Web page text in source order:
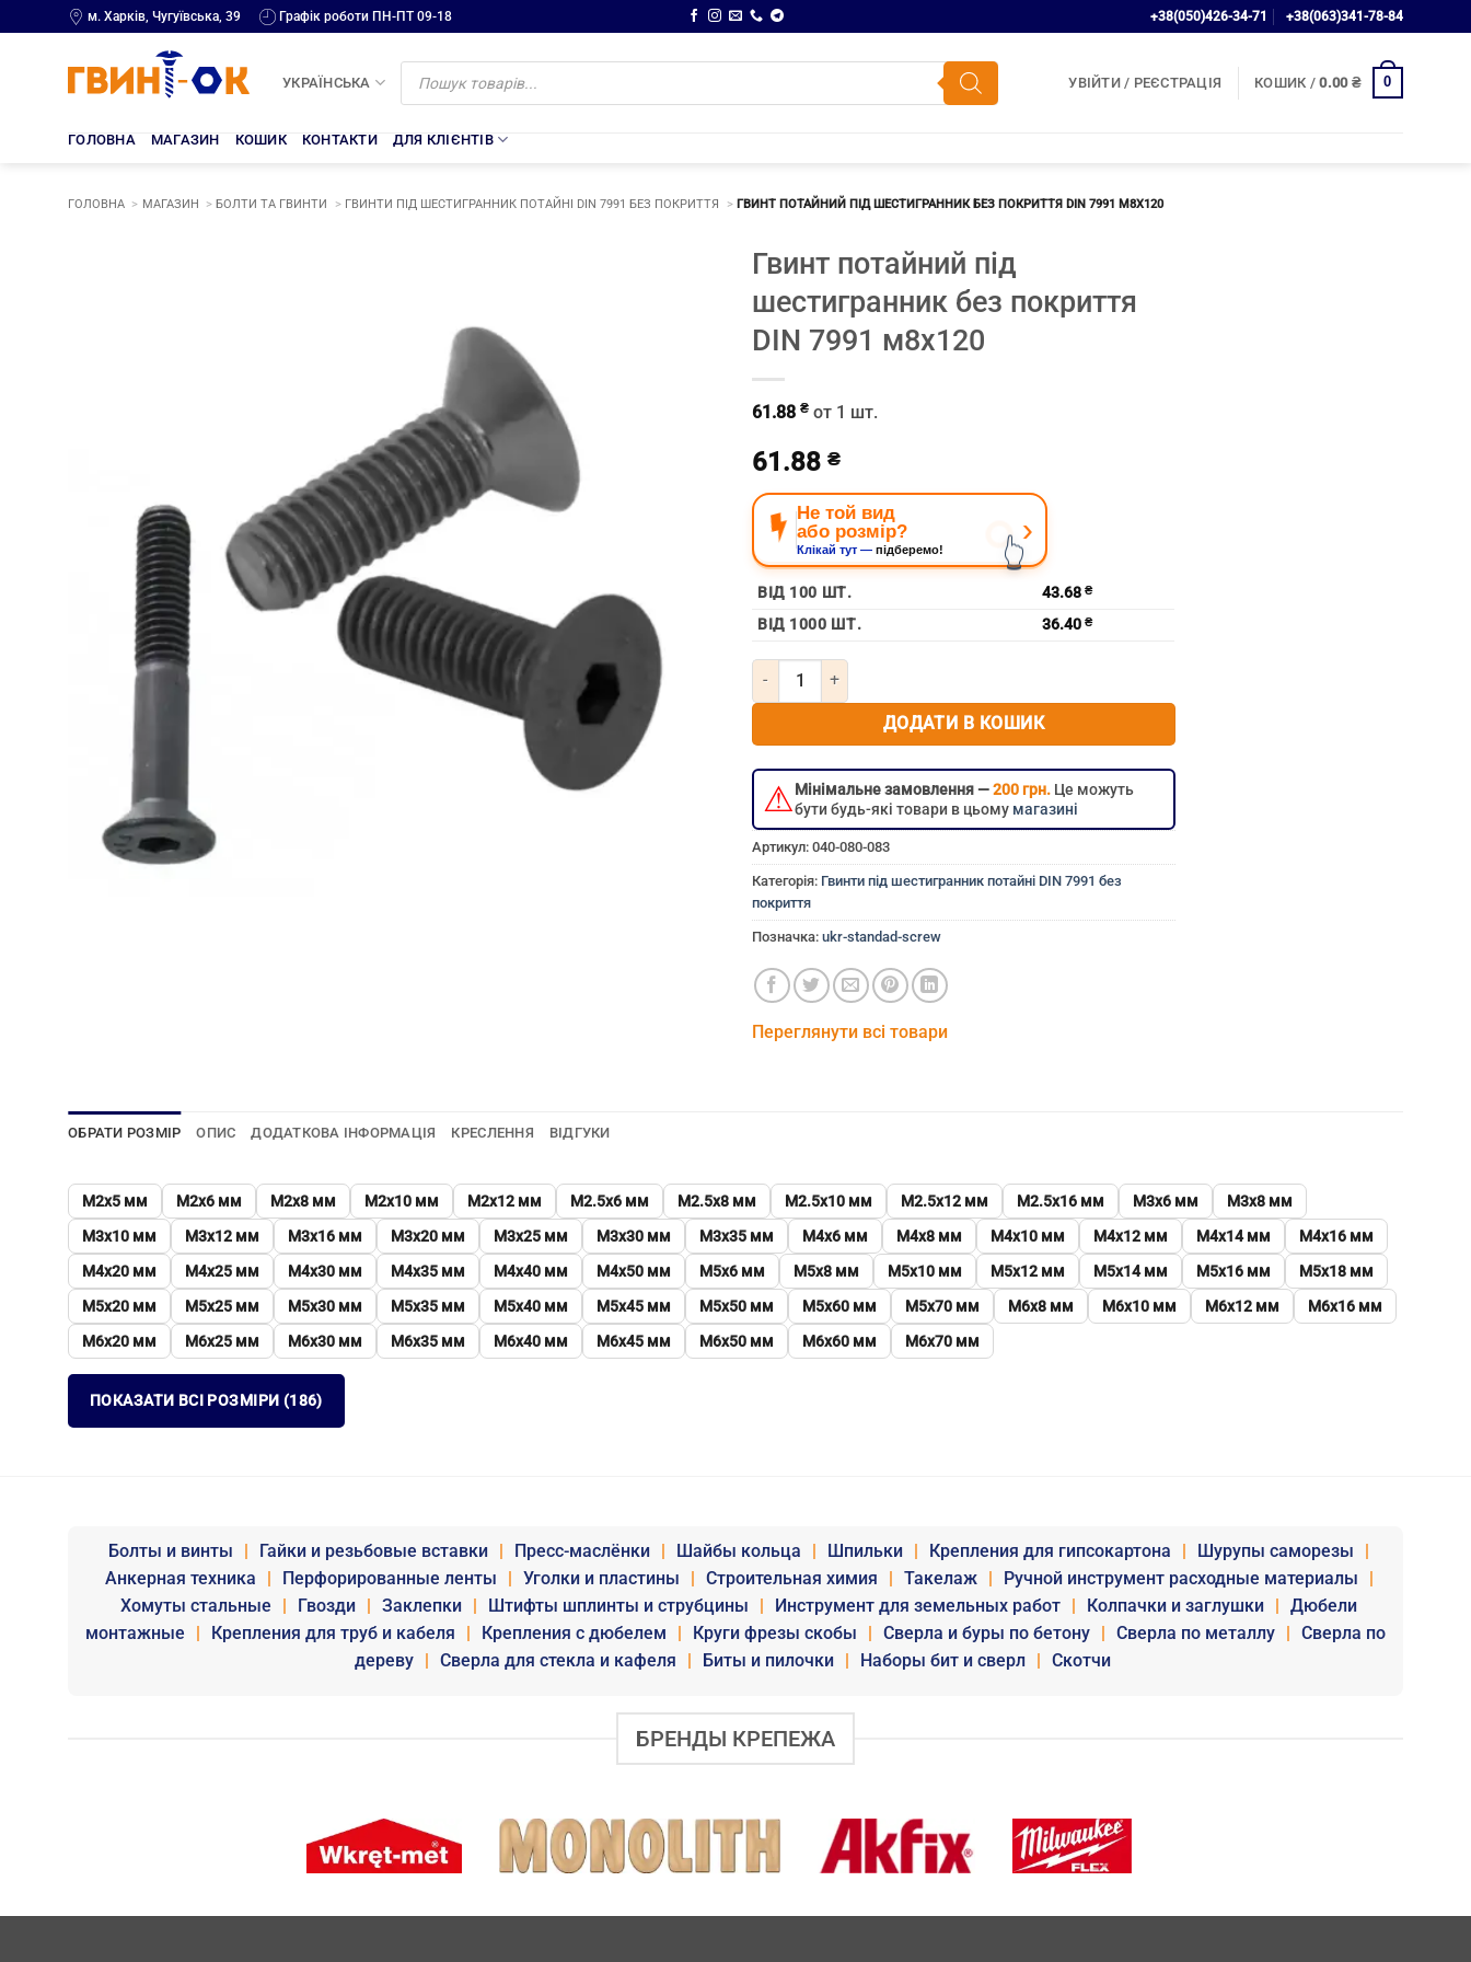
to
м. Харків, Чугуївська, 39 Графік роботи ПН-ПТ 09-18 +38(050)426-34-71 +38(063)341-78-84
УКРАЇНСЬКА
Products
search
УВІЙТИ / РЕЄСТРАЦІЯ КОШИК /0.00 ₴ 0
ГОЛОВНА МАГАЗИН КОШИК КОНТАКТИ ДЛЯ КЛІЄНТІВ
ГОЛОВНА МАГАЗИН БОЛТИ ТА ГВИНТИ ГВИНТИ ПІД ШЕСТИГРАННИК ПОТАЙНІ DIN 7991 БЕЗ ПОКРИТТЯ ГВИНТ ПОТАЙНИЙ ПІД ШЕСТИГРАННИК БЕЗ ПОКРИТТЯ DIN 7991 М8Х120
Гвинт потайний під
шестигранник без покриття
DIN 7991 м8х120
61.88 ₴ от 1 шт.
61.88 ₴
Не той вид
або розмір?
Клікай тут — підберемо!
›
👆
ВІД 100 ШТ. 43.68 ₴
ВІД 1000 ШТ. 36.40 ₴
Кількість Гвинт потайний під шестигранник без покриття DIN 7991 м8х120
ДОДАТИ В КОШИК
⚠Мінімальне замовлення —200 грн. Це можуть
бути будь-які товари в цьому магазині
Артикул: 040-080-083
Категорія: Гвинти під шестигранник потайні DIN 7991 без
покриття
Позначка: ukr-standad-screw
Переглянути всі товари
ОБРАТИ РОЗМІР ОПИС ДОДАТКОВА ІНФОРМАЦІЯ КРЕСЛЕННЯ ВІДГУКИ
М2х5 мм М2х6 мм М2х8 мм М2х10 мм М2х12 мм М2.5х6 мм М2.5х8 мм М2.5х10 мм М2.5х12 мм М2.5х16 мм М3х6 мм
М3х8 мм
М3х10 мм
М3х12 мм М3х16 мм М3х20 мм М3х25 мм М3х30 мм М3х35 мм М4х6 мм М4х8 мм М4х10 мм М4х12 мм М4х14 мм
М4х16 мм
М4х20 мм
М4х25 мм М4х30 мм М4х35 мм М4х40 мм М4х50 мм М5х6 мм М5х8 мм М5х10 мм М5х12 мм М5х14 мм М5х16 мм
М5х18 мм
М5х20 мм
М5х25 мм М5х30 мм М5х35 мм М5х40 мм М5х45 мм М5х50 мм М5х60 мм М5х70 мм М6х8 мм М6х10 мм М6х12 мм
М6х16 мм
М6х20 мм
М6х25 мм М6х30 мм М6х35 мм М6х40 мм М6х45 мм М6х50 мм М6х60 мм М6х70 мм
ПОКАЗАТИ ВСІ РОЗМІРИ (186)
Болты и винты Гайки и резьбовые вставки Пресс-маслёнки Шайбы кольца Шпильки Крепления для гипсокартона Шурупы саморезы
Анкерная техника
Перфорированные ленты Уголки и пластины Строительная химия Такелаж Ручной инструмент расходные материалы
Хомуты стальные
Гвозди Заклепки Штифты шплинты и струбцины Инструмент для земельных работ Колпачки и заглушки
Дюбели
монтажные
Крепления для труб и кабеля Крепления с дюбелем Круги фрезы скобы Сверла и буры по бетону Сверла по металлу
Сверла по
дереву
Сверла для стекла и кафеля Биты и пилочки Наборы бит и сверл Скотчи
БРЕНДЫ КРЕПЕЖА